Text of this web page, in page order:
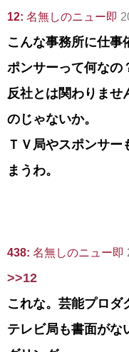
12: 名無しのニュー即
こんな事務所に仕事
ポンサーって何なの
反社とは関わりませ
のじゃないか。
ＴＶ局やスポンサー
まうわ。
438: 名無しのニュー即
>>12
これな。芸能プロダ
テレビ局も書面がな